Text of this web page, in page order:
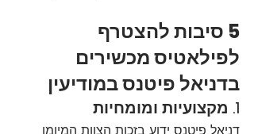
5 סיבות להצטרף
לפילאטיס מכשירים
בדניאל פיטנס במודיעין
1. מקצועיות ומומחיות
דניאל פיטנס ידוע בזכות הצוות המיומן